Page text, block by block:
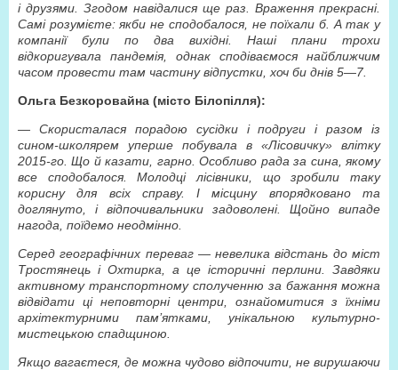
і друзями. Згодом навідалися ще раз. Враження прекрасні.
Самі розумієте: якби не сподобалося, не поїхали б. А так у
компанії були по два вихідні. Наші плани трохи
відкоригувала пандемія, однак сподіваємося найближчим
часом провести там частину відпустки, хоч би днів 5—7.
Ольга Безкоровайна (місто Білопілля):
— Скористалася порадою сусідки і подруги і разом із
сином-школярем уперше побувала в «Лісовичку» влітку
2015-го. Що й казати, гарно. Особливо рада за сина, якому
все сподобалося. Молодці лісівники, що зробили таку
корисну для всіх справу. І місцину впорядковано та
доглянуто, і відпочивальники задоволені. Щойно випаде
нагода, поїдемо неодмінно.
Серед географічних переваг — невелика відстань до міст
Тростянець і Охтирка, а це історичні перлини. Завдяки
активному транспортному сполученню за бажання можна
відвідати ці неповторні центри, ознайомитися з їхніми
архітектурними пам’ятками, унікальною культурно-
мистецькою спадщиною.
Якщо вагаєтеся, де можна чудово відпочити, не вирушаючи